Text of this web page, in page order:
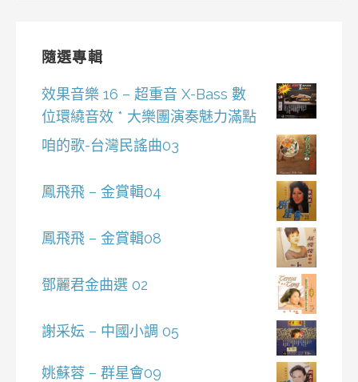
隨選專輯
效果音樂 16 – 超重音 X-Bass 數
位環繞音效 * 大樂團演奏魅力滿點
咱的歌-台灣民謠曲03
鳳飛飛 – 金賞輯04
鳳飛飛 – 金賞輯08
鄧麗君金曲選 02
謝采妘 – 中國小調 05
姚蘇蓉 – 群星會09